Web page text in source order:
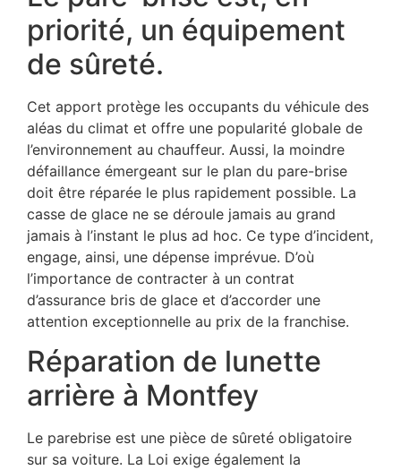
priorité, un équipement
de sûreté.
Cet apport protège les occupants du véhicule des
aléas du climat et offre une popularité globale de
l’environnement au chauffeur. Aussi, la moindre
défaillance émergeant sur le plan du pare-brise
doit être réparée le plus rapidement possible. La
casse de glace ne se déroule jamais au grand
jamais à l’instant le plus ad hoc. Ce type d’incident,
engage, ainsi, une dépense imprévue. D’où
l’importance de contracter à un contrat
d’assurance bris de glace et d’accorder une
attention exceptionnelle au prix de la franchise.
Réparation de lunette
arrière à Montfey
Le parebrise est une pièce de sûreté obligatoire
sur sa voiture. La Loi exige également la